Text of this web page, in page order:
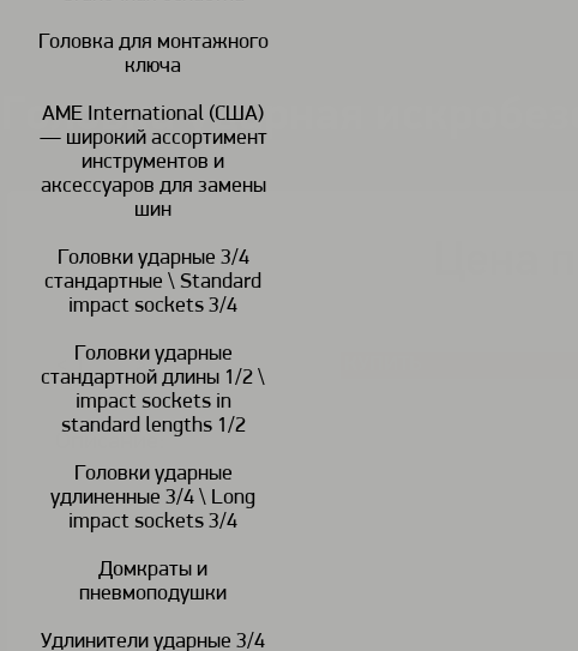
Головка для монтажного
ключа
AME International (США)
— широкий ассортимент
инструментов и
аксессуаров для замены
шин
Головки ударные 3/4
стандартные \ Standard
impact sockets 3/4
Головки ударные
стандартной длины 1/2 \
impact sockets in
standard lengths 1/2
Головки ударные
удлиненные 3/4 \ Long
impact sockets 3/4
Домкраты и
пневмоподушки
Удлинители ударные 3/4
Головки ударные искробезопасные
Головка ударная
В наличии
>